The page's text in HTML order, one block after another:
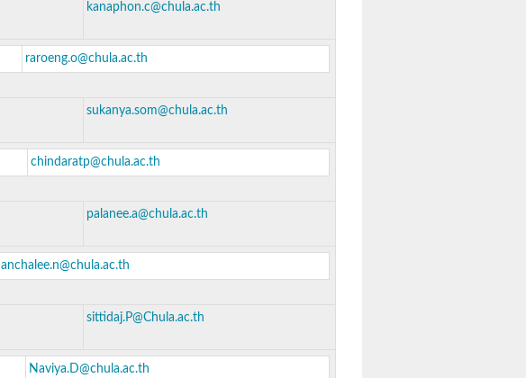
kanaphon.c@chula.ac.th
raroeng.o@chula.ac.th
sukanya.som@chula.ac.th
chindaratp@chula.ac.th
palanee.a@chula.ac.th
anchalee.n@chula.ac.th
sittidaj.P@Chula.ac.th
Naviya.D@chula.ac.th